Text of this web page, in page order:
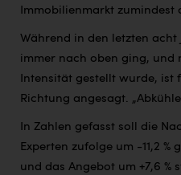
Immobilienmarkt zumindest
Während in den letzten acht
immer nach oben ging, und
Intensität gestellt wurde, ist
Richtung angesagt.
In Zahlen gefasst soll die
Experten zufolge um -11,2
und das Angebot um +7,6 %